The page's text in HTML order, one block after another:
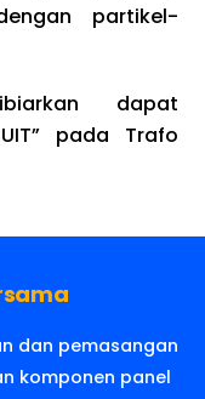
partikel-
dapat
pada Trafo
dan pemasangan
komponen panel